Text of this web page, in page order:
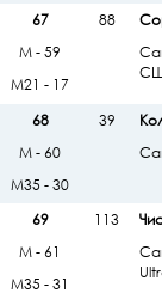
67
88
СШ
М - 59
М21 - 17
68
39
М - 60
М35 - 30
69
113
М - 61
М35 - 31